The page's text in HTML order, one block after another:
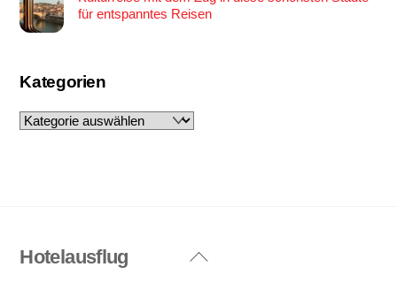
für entspanntes Reisen
Kategorien
Kategorien
Back
Hotelausflug